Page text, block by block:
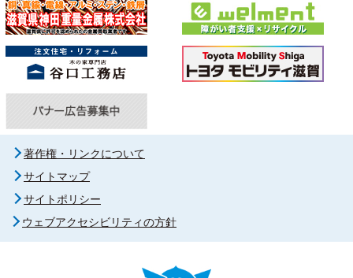
著作権・リンクについて
サイトマップ
サイトポリシー
ウェブアクセシビリティの方針